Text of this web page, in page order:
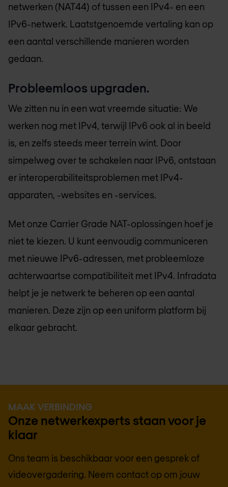
netwerken (NAT44) of tussen een IPv4- en een
IPv6-netwerk. Laatstgenoemde vertaling kan op
een aantal verschillende manieren worden
gedaan.
Probleemloos upgraden.
We zitten nu in een wat vreemde situatie: We
werken nog met IPv4, terwijl IPv6 ook al in beeld
is, en zelfs steeds meer terrein wint. Door
simpelweg over te schakelen naar IPv6, ontstaan
er interoperabiliteitsproblemen met IPv4-
apparaten, -websites en -services.
Met onze Carrier Grade NAT-oplossingen hoef je
niet te kiezen. U kunt eenvoudig communiceren
met nieuwe IPv6-adressen, met probleemloze
achterwaartse compatibiliteit met IPv4. Infradata
helpt je je netwerk te beheren op een aantal
manieren. Deze zijn op een uniform platform bij
elkaar gebracht.
MAAK VERBINDING
Onze netwerkexperts staan voor je
klaar
Ons team is beschikbaar voor een gesprek of
videovergadering. Neem contact op om jouw